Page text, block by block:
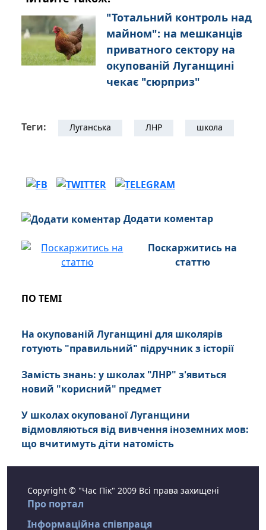
"Тотальний контроль над
майном": на мешканців
приватного сектору на
окупованій Луганщині
чекає "сюрприз"
Теги: Луганська ЛНР школа
Додати коментар
Поскаржитись на
статтю
ПО ТЕМІ
На окупованій Луганщині для школярів
готують "правильний" підручник з історії
Замість знань: у школах "ЛНР" з'явиться
новий "корисний" предмет
У школах окупованої Луганщини
відмовляються від вивчення іноземних мов:
що вчитимуть діти натомість
Copyright © "Час Пік" 2009 Всі права захищені
Про портал
Інформаційна співпраця